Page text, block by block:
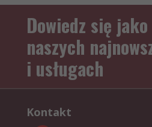
Dowiedz się
naszych
i usługach
Kontakt